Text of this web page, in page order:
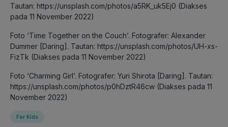
Tautan: https://unsplash.com/photos/a5RK_uk5Ej0 (Diakses
pada 11 November 2022)
Foto ‘Time Together on the Couch’. Fotografer: Alexander
Dummer [Daring]. Tautan: https://unsplash.com/photos/UH-xs-
FizTk (Diakses pada 11 November 2022)
Foto ‘Charming Girl’. Fotografer: Yuri Shirota [Daring]. Tautan:
https://unsplash.com/photos/p0hDztR46cw (Diakses pada 11
November 2022)
For Kids